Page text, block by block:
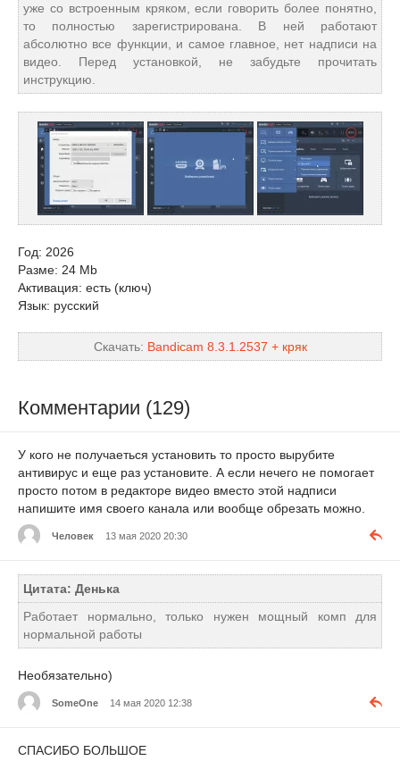
уже со встроенным кряком, если говорить более понятно,
то полностью зарегистрирована. В ней работают
абсолютно все функции, и самое главное, нет надписи на
видео. Перед установкой, не забудьте прочитать
инструкцию.
Год: 2026
Разме: 24 Mb
Активация: есть (ключ)
Язык: русский
Скачать: Bandicam 8.3.1.2537 + кряк
Комментарии (129)
У кого не получаеться установить то просто вырубите
антивирус и еще раз установите. А если нечего не помогает
просто потом в редакторе видео вместо этой надписи
напишите имя своего канала или вообще обрезать можно.
Человек 13 мая 2020 20:30
Цитата: Денька
Работает нормально, только нужен мощный комп для
нормальной работы
Необязательно)
SomeOne 14 мая 2020 12:38
СПАСИБО БОЛЬШОЕ